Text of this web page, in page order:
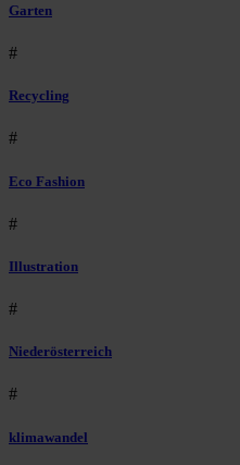
Garten
#
Recycling
#
Eco Fashion
#
Illustration
#
Niederösterreich
#
klimawandel